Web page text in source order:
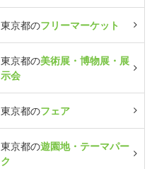
東京都のフリーマーケット
東京都の美術展・博物展・展
示会
東京都のフェア
東京都の遊園地・テーマパー
ク